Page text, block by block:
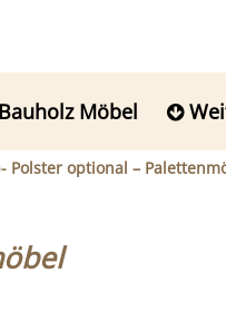
Bauholz Möbel
Polster optional –